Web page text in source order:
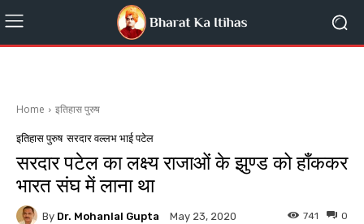
Home इतिहास पुरुष
इतिहास पुरुष सरदार वल्लभ भाई पटेल
सरदार पटेल का लक्ष्य राजाओं के झुण्ड को हाँककर
भारत संघ में लाना था
By Dr. Mohanlal Gupta May 23, 2020 0
741